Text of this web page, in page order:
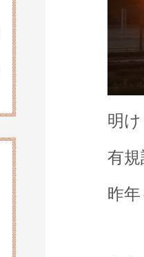
明
有
昨